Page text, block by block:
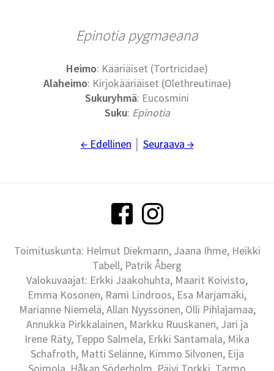
Epinotia pygmaeana
Heimo: Kääriäiset (Tortricidae)
Alaheimo: Kirjokääriäiset (Olethreutinae)
Sukuryhmä: Eucosmini
Suku: Epinotia
← Edellinen Seuraava →
Toimituskunta: Helmut Diekmann, Jaana Ihme, Heikki
Tabell, Patrik Åberg
Valokuvaajat: Erkki Jaakohuhta, Maarit Koivisto,
Emma Kosonen, Rami Lindroos, Esa Marjamäki,
Marianne Niemelä, Allan Nyyssönen, Olli Pihlajamaa,
Annukka Pirkkalainen, Markku Ruuskanen, Jari ja
Irene Räty, Teppo Salmela, Erkki Santamala, Mika
Schafroth, Matti Selänne, Kimmo Silvonen, Eija